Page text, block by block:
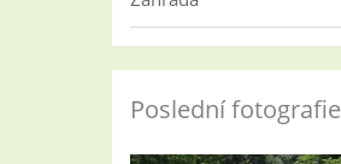
Poslední fotografie